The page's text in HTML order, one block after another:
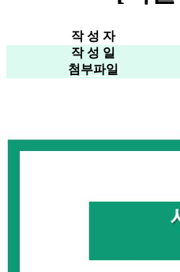
작 성 자
작 성 일
첨부파일